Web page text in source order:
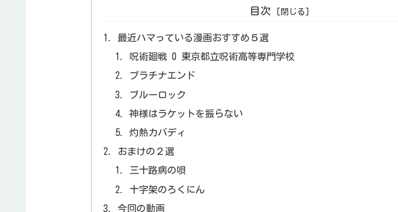
目次
最近ハマっている漫画おすすめ５選
呪術廻戦 0 東京都立呪術高等専門学校
プラチナエンド
ブルーロック
神様はラケットを振らない
灼熱カバディ
おまけの２選
三十路病の唄
十字架のろくにん
今回の動画